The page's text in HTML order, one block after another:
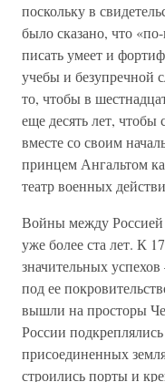
поскольку в
было сказано, что
писать умеет и
учебы и безупречной
то, чтобы в
еще десять лет, чтобы
вместе со своим
принцем Ангальтом
театр военных
Войны между Россией
уже более ста лет. К
значительных
под ее
вышли на просторы
России
присоединенных
строились порты и